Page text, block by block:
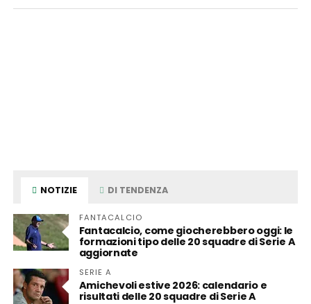
NOTIZIE DI TENDENZA
FANTACALCIO
Fantacalcio, come giocherebbero oggi: le
formazioni tipo delle 20 squadre di Serie A
aggiornate
SERIE A
Amichevoli estive 2026: calendario e
risultati delle 20 squadre di Serie A